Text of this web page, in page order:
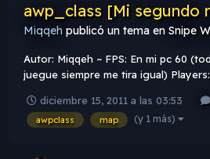
awp_class [Mi segundo
Miqqeh publicó un tema en Snipe
Autor: Miqqeh ~ FPS: En mi pc 60
juegue siempre me tira igual)
Comprimido: 262.39 KB Peso BSP:
dentro del BSP Para descargar click
diciembre 15, 2011 a las 03:53
awpclass map (y 1 más)